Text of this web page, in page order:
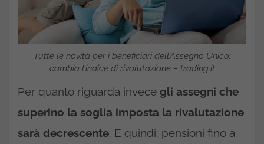
Tutte le novità per i beneficiari dell’Assegno Unico:
cambia l’indice di rivalutazione – trading.it
Per quanto riguarda invece gli assegni che
superino la soglia imposta la rivalutazione
sarà decrescente. E quindi: pensioni fino a